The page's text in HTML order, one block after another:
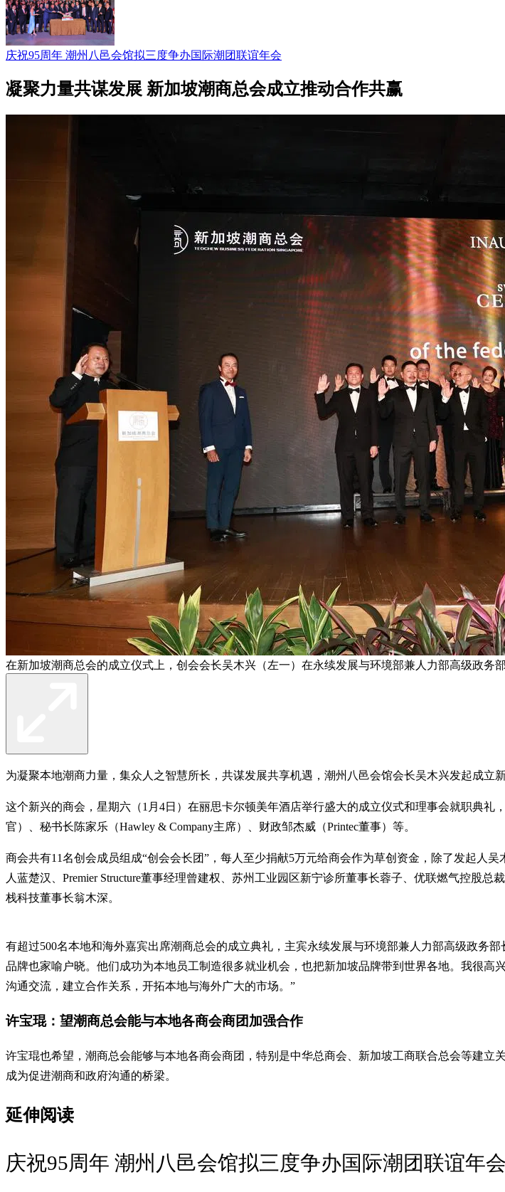
庆祝95周年 潮州八邑会馆拟三度争办国际潮团联谊年会
凝聚力量共谋发展 新加坡潮商总会成立推动合作共赢
在新加坡潮商总会的成立仪式上，创会会长吴木兴（左一）在永续发展与环境部兼人力部高级政务
为凝聚本地潮商力量，集众人之智慧所长，共谋发展共享机遇，潮州八邑会馆会长吴木兴发起成立
这个新兴的商会，星期六（1月4日）在丽思卡尔顿美年酒店举行盛大的成立仪式和理事会就职典
官）、秘书长陈家乐（Hawley & Company主席）、财政邹杰威（Printec董事）等。
商会共有11名创会成员组成“创会会长团”，每人至少捐献5万元给商会作为草创资金，除了发起人
人蓝楚汉、Premier Structure董事经理曾建权、苏州工业园区新宁诊所董事长蓉子、优联燃气控股
栈科技董事长翁木深。
有超过500名本地和海外嘉宾出席潮商总会的成立典礼，主宾永续发展与环境部兼人力部高级政务
品牌也家喻户晓。他们成功为本地员工制造很多就业机会，也把新加坡品牌带到世界各地。我很
沟通交流，建立合作关系，开拓本地与海外广大的市场。”
许宝琨：望潮商总会能与本地各商会商团加强合作
许宝琨也希望，潮商总会能够与本地各商会商团，特别是中华总商会、新加坡工商联合总会等建
成为促进潮商和政府沟通的桥梁。
延伸阅读
庆祝95周年 潮州八邑会馆拟三度争办国际潮团联谊年会